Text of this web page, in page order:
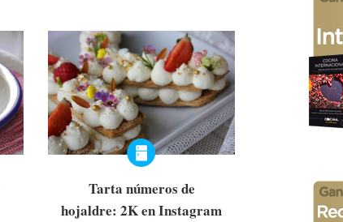
Tarta números de
hojaldre: 2K en Instagram